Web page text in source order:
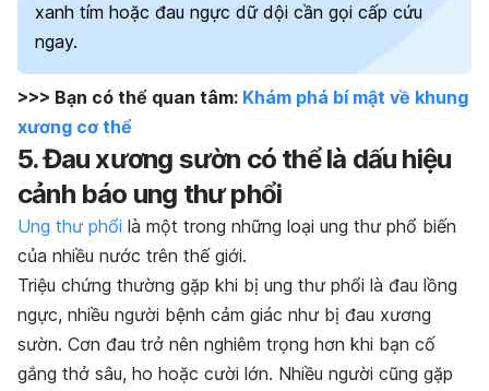
xanh tím hoặc đau ngực dữ dội cần gọi cấp cứu
ngay.
>>> Bạn có thể quan tâm: Khám phá bí mật về khung
xương cơ thể
5. Đau xương sườn có thể là dấu hiệu
cảnh báo ung thư phổi
Ung thư phổi là một trong những loại ung thư phổ biến
của nhiều nước trên thế giới.
Triệu chứng thường gặp khi bị ung thư phổi là đau lồng
ngực, nhiều người bệnh cảm giác như bị đau xương
sườn. Cơn đau trở nên nghiêm trọng hơn khi bạn cố
gắng thở sâu, ho hoặc cười lớn. Nhiều người cũng gặp